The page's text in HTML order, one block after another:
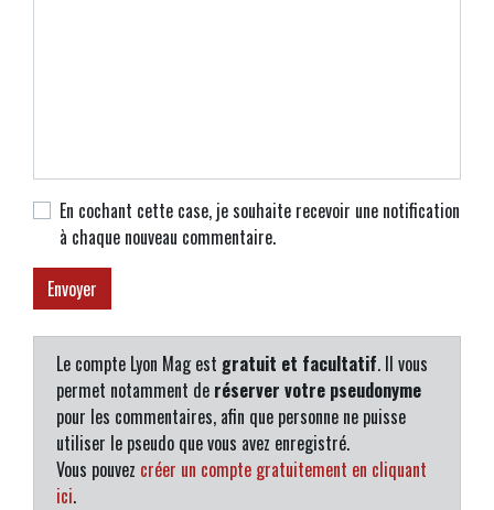
En cochant cette case, je souhaite recevoir une notification
à chaque nouveau commentaire.
Le compte Lyon Mag est gratuit et facultatif. Il vous
permet notamment de réserver votre pseudonyme
pour les commentaires, afin que personne ne puisse
utiliser le pseudo que vous avez enregistré.
Vous pouvez créer un compte gratuitement en cliquant
ici.